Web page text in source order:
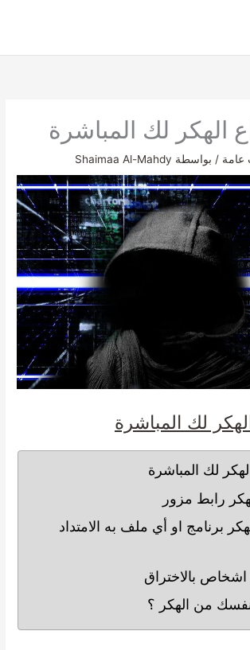
لك المباشرة
/ بواسطة Shaimaa Al-Mahdy
لك المباشرة
لك المباشرة
برنامج او أي ملف به الامتداد
من الهكر ؟